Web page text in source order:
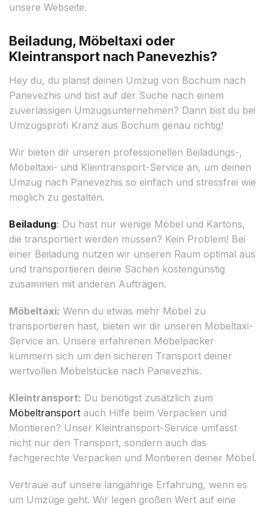
unsere Webseite.
Beiladung, Möbeltaxi oder
Kleintransport nach Panevezhis?
Hey du, du planst deinen Umzug von Bochum nach
Panevezhis und bist auf der Suche nach einem
zuverlässigen Umzugsunternehmen? Dann bist du bei
Umzugsprofi Kranz aus Bochum genau richtig!
Wir bieten dir unseren professionellen Beiladungs-,
Möbeltaxi- und Kleintransport-Service an, um deinen
Umzug nach Panevezhis so einfach und stressfrei wie
möglich zu gestalten.
Beiladung: Du hast nur wenige Möbel und Kartons,
die transportiert werden müssen? Kein Problem! Bei
einer Beiladung nutzen wir unseren Raum optimal aus
und transportieren deine Sachen kostengünstig
zusammen mit anderen Aufträgen.
Möbeltaxi: Wenn du etwas mehr Möbel zu
transportieren hast, bieten wir dir unseren Möbeltaxi-
Service an. Unsere erfahrenen Möbelpacker
kümmern sich um den sicheren Transport deiner
wertvollen Möbelstücke nach Panevezhis.
Kleintransport: Du benötigst zusätzlich zum
Möbeltransport auch Hilfe beim Verpacken und
Montieren? Unser Kleintransport-Service umfasst
nicht nur den Transport, sondern auch das
fachgerechte Verpacken und Montieren deiner Möbel.
Vertraue auf unsere langjährige Erfahrung, wenn es
um Umzüge geht. Wir legen großen Wert auf eine